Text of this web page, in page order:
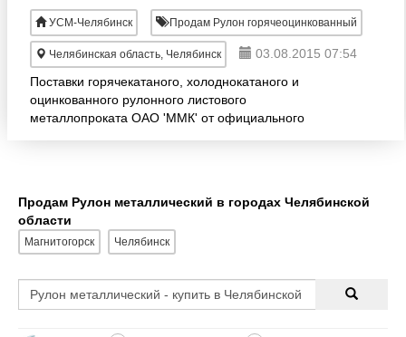
УСМ-Челябинск Продам Рулон горячеоцинкованный
Челябинская область, Челябинск
03.08.2015 07:54
Поставки горячекатаного, холоднокатаного и
оцинкованного рулонного листового
металлопроката ОАО 'ММК' от официального
Продам Рулон металлический в городах Челябинской
области
Магнитогорск Челябинск